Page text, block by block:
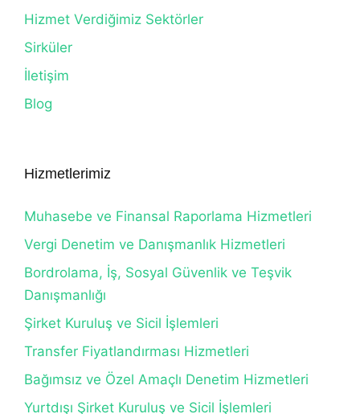
Hizmet Verdiğimiz Sektörler
Sirküler
İletişim
Blog
Hizmetlerimiz
Muhasebe ve Finansal Raporlama Hizmetleri
Vergi Denetim ve Danışmanlık Hizmetleri
Bordrolama, İş, Sosyal Güvenlik ve Teşvik
Danışmanlığı
Şirket Kuruluş ve Sicil İşlemleri
Transfer Fiyatlandırması Hizmetleri
Bağımsız ve Özel Amaçlı Denetim Hizmetleri
Yurtdışı Şirket Kuruluş ve Sicil İşlemleri